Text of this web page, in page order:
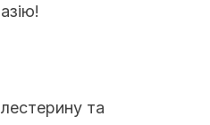
та